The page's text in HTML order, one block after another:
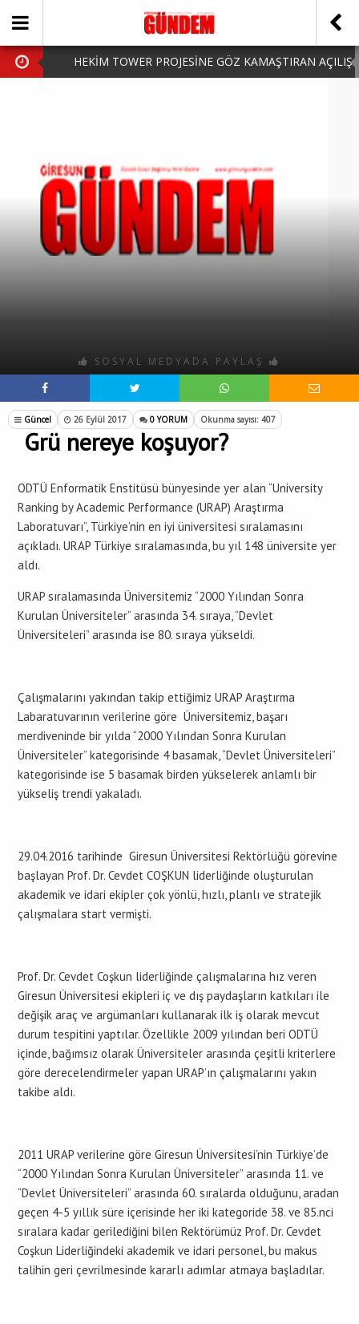
HEKİM TOWER PROJESİNE GÖZ KAMAŞTIRAN AÇILIŞ
HARUN CİCİ: VİDEOYU GÖRÜNCE GÖZLERİM DOLDU
SOSYAL MEDYADA PAYLAŞ
Güncel 26 Eylül 2017 0 YORUM Okunma sayısı: 407
Grü nereye koşuyor?
ODTÜ Enformatik Enstitüsü bünyesinde yer alan “University
Ranking by Academic Performance (URAP) Araştırma
Laboratuvarı”, Türkiye’nin en iyi üniversitesi sıralamasını
açıkladı. URAP Türkiye sıralamasında, bu yıl 148 üniversite yer
aldı.
URAP sıralamasında Üniversitemiz “2000 Yılından Sonra
Kurulan Üniversiteler” arasında 34. sıraya, “Devlet
Üniversiteleri” arasında ise 80. sıraya yükseldi.
Çalışmalarını yakından takip ettiğimiz URAP Araştırma
Labaratuvarının verilerine göre Üniversitemiz, başarı
merdiveninde bir yılda “2000 Yılından Sonra Kurulan
Üniversiteler” kategorisinde 4 basamak, “Devlet Üniversiteleri”
kategorisinde ise 5 basamak birden yükselerek anlamlı bir
yükseliş trendi yakaladı.
29.04.2016 tarihinde Giresun Üniversitesi Rektörlüğü görevine
başlayan Prof. Dr. Cevdet COŞKUN liderliğinde oluşturulan
akademik ve idari ekipler çok yönlü, hızlı, planlı ve stratejik
çalışmalara start vermişti.
Prof. Dr. Cevdet Coşkun liderliğinde çalışmalarına hız veren
Giresun Üniversitesi ekipleri iç ve dış paydaşların katkıları ile
değişik araç ve argümanları kullanarak ilk iş olarak mevcut
durum tespitini yaptılar. Özellikle 2009 yılından beri ODTÜ
içinde, bağımsız olarak Üniversiteler arasında çeşitli kriterlere
göre derecelendirmeler yapan URAP’ın çalışmalarını yakın
takibe aldı.
2011 URAP verilerine göre Giresun Üniversitesi’nin Türkiye’de
“2000 Yılından Sonra Kurulan Üniversiteler” arasında 11. ve
“Devlet Üniversiteleri” arasında 60. sıralarda olduğunu, aradan
geçen 4-5 yıllık süre içerisinde her iki kategoride 38. ve 85.nci
sıralara kadar gerilediğini bilen Rektörümüz Prof. Dr. Cevdet
Coşkun Liderliğindeki akademik ve idari personel, bu makus
talihin geri çevrilmesinde kararlı adımlar atmaya başladılar.